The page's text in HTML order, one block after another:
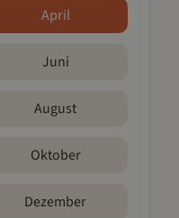
April
Juni
August
Oktober
Dezember